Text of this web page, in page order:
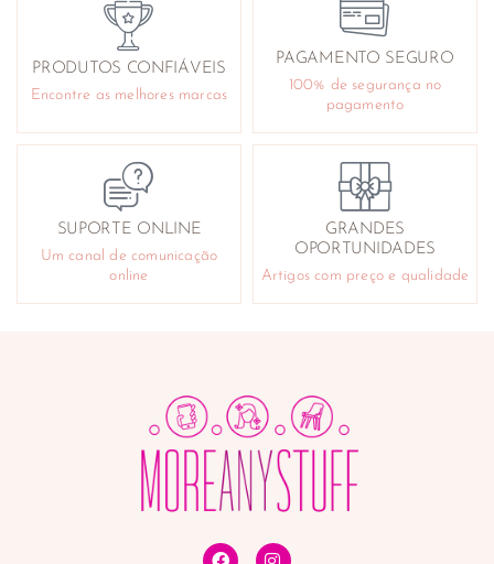
PRODUTOS CONFIÁVEIS
Encontre as melhores marcas
PAGAMENTO SEGURO
100% de segurança no
pagamento
SUPORTE ONLINE
Um canal de comunicação
online
GRANDES
OPORTUNIDADES
Artigos com preço e qualidade